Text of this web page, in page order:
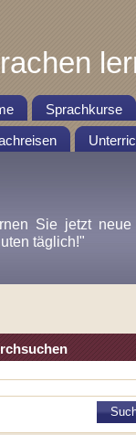
Sprachkurse
Sie jetzt
täglich!"